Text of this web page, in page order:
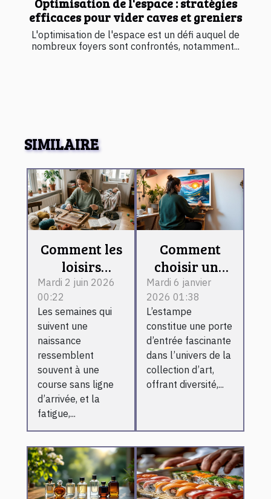
efficaces pour vider caves et greniers
L'optimisation de l'espace est un défi auquel de
nombreux foyers sont confrontés, notamment...
SIMILAIRE
Comment les
loisirs
créatifs
changent la
vie des
jeunes
mamans
fatiguées
Mardi 2 juin 2026
00:22
Les semaines qui
suivent une
naissance
ressemblent
souvent à une
course sans ligne
d’arrivée, et la
fatigue,...
Comment
choisir une
estampe
pour débuter
une
collection
d'art ?
Mardi 6 janvier
2026 01:38
L’estampe
constitue une porte
d’entrée fascinante
dans l’univers de la
collection d’art,
offrant diversité,...